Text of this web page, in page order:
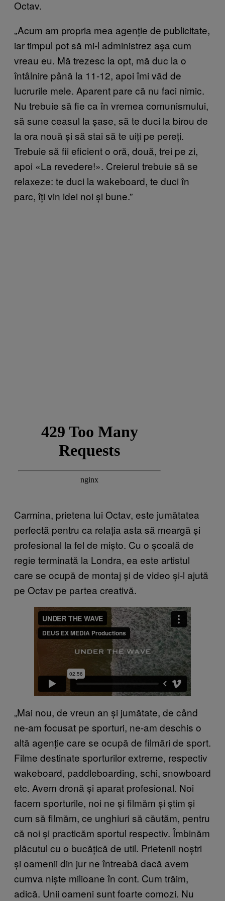
Octav.
„Acum am propria mea agenție de publicitate,
iar timpul pot să mi-l administrez așa cum
vreau eu. Mă trezesc la opt, mă duc la o
întâlnire până la 11-12, apoi îmi văd de
lucrurile mele. Aparent pare că nu faci nimic.
Nu trebuie să fie ca în vremea comunismului,
să sune ceasul la șase, să te duci la birou de
la ora nouă și să stai să te uiți pe pereți.
Trebuie să fii eficient o oră, două, trei pe zi,
apoi «La revedere!». Creierul trebuie să se
relaxeze: te duci la wakeboard, te duci în
parc, îți vin idei noi și bune.”
Carmina, prietena lui Octav, este jumătatea
perfectă pentru ca relația asta să meargă și
profesional la fel de mișto. Cu o școală de
regie terminată la Londra, ea este artistul
care se ocupă de montaj și de video și-l ajută
pe Octav pe partea creativă.
„Mai nou, de vreun an și jumătate, de când
ne-am focusat pe sporturi, ne-am deschis o
altă agenție care se ocupă de filmări de sport.
Filme destinate sporturilor extreme, respectiv
wakeboard, paddleboarding, schi, snowboard
etc. Avem dronă și aparat profesional. Noi
facem sporturile, noi ne și filmăm și știm și
cum să filmăm, ce unghiuri să căutăm, pentru
că noi și practicăm sportul respectiv. Îmbinăm
plăcutul cu o bucățică de util. Prietenii noștri
și oamenii din jur ne întreabă dacă avem
cumva niște milioane în cont. Cum trăim,
adică. Unii oameni sunt foarte comozi. Nu